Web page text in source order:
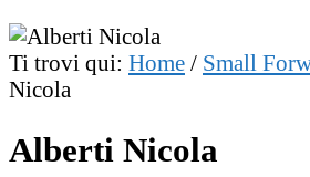
Ti trovi qui: Home / Small
Nicola
Alberti Nicola